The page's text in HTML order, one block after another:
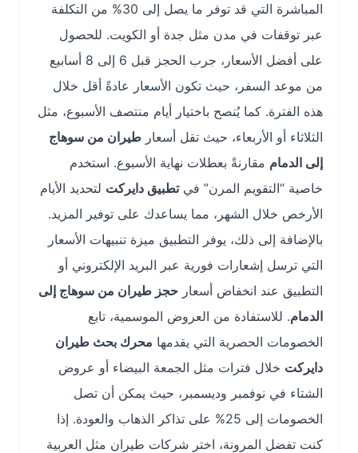
المباشرة التي قد توفر ما يصل إلى 30% من التكلفة
عبر توقفات في مدن مثل جدة أو الكويت. للحصول
على أفضل الأسعار، جرب الحجز قبل 6 إلى 8 أسابيع
من موعد السفر، حيث تكون الأسعار عادةً أقل خلال
هذه الفترة. كما يُنصح باختيار أيام منتصف الأسبوع، مثل
الثلاثاء أو الأربعاء، حيث تقل أسعارطيران من سوهاج
إلى الدماممقارنةً بعطلات نهاية الأسبوع. استخدم
خاصية “التقويم المرن” فيتطبيق دايركتلتحديد الأيام
الأرخص خلال الشهر، مما يساعدك على توفير المزيد.
بالإضافة إلى ذلك، يوفر التطبيق ميزة تنبيهات الأسعار
التي ترسل إشعارات فورية عبر البريد الإلكتروني أو
التطبيق عند انخفاض أسعارحجز طيران من سوهاج إلى
الدمام. للاستفادة من العروض الموسمية، تابع
الخصومات الحصرية التي يقدمهامحرك بحث طيران
دايركتخلال فترات مثل الجمعة البيضاء أو عروض
الشتاء في نوفمبر وديسمبر، حيث يمكن أن تصل
الخصومات إلى 25% على تذاكر الذهاب والعودة. إذا
كنت تفضل المرونة، اختر شركات طيران مثل العربية